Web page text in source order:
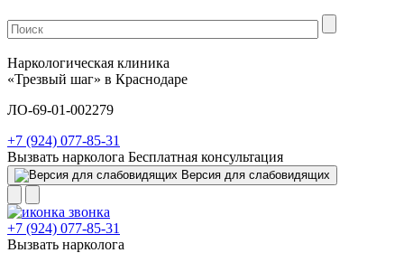
Наркологическая клиника
«Трезвый шаг» в Краснодаре
ЛО-69-01-002279
+7 (924) 077-85-31
Вызвать нарколога Бесплатная консультация
Версия для слабовидящих
+7 (924) 077-85-31
Вызвать нарколога